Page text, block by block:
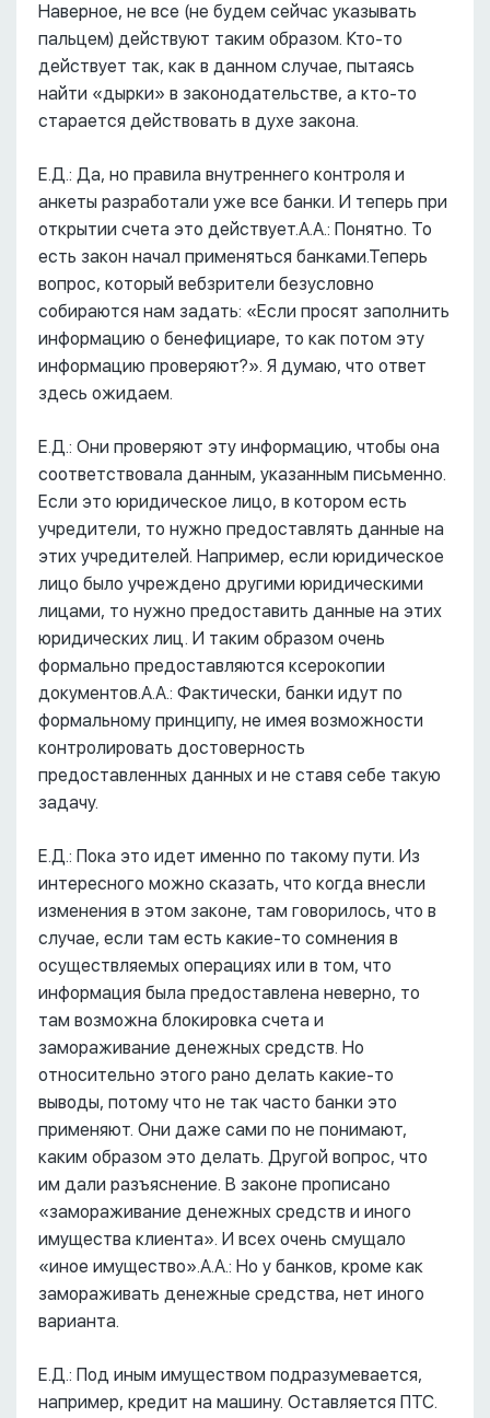
Наверное, не все (не будем сейчас указывать
пальцем) действуют таким образом. Кто-то
действует так, как в данном случае, пытаясь
найти «дырки» в законодательстве, а кто-то
старается действовать в духе закона.
Е.Д.: Да, но правила внутреннего контроля и
анкеты разработали уже все банки. И теперь при
открытии счета это действует.А.А.: Понятно. То
есть закон начал применяться банками.Теперь
вопрос, который вебзрители безусловно
собираются нам задать: «Если просят заполнить
информацию о бенефициаре, то как потом эту
информацию проверяют?». Я думаю, что ответ
здесь ожидаем.
Е.Д.: Они проверяют эту информацию, чтобы она
соответствовала данным, указанным письменно.
Если это юридическое лицо, в котором есть
учредители, то нужно предоставлять данные на
этих учредителей. Например, если юридическое
лицо было учреждено другими юридическими
лицами, то нужно предоставить данные на этих
юридических лиц. И таким образом очень
формально предоставляются ксерокопии
документов.А.А.: Фактически, банки идут по
формальному принципу, не имея возможности
контролировать достоверность
предоставленных данных и не ставя себе такую
задачу.
Е.Д.: Пока это идет именно по такому пути. Из
интересного можно сказать, что когда внесли
изменения в этом законе, там говорилось, что в
случае, если там есть какие-то сомнения в
осуществляемых операциях или в том, что
информация была предоставлена неверно, то
там возможна блокировка счета и
замораживание денежных средств. Но
относительно этого рано делать какие-то
выводы, потому что не так часто банки это
применяют. Они даже сами по не понимают,
каким образом это делать. Другой вопрос, что
им дали разъяснение. В законе прописано
«замораживание денежных средств и иного
имущества клиента». И всех очень смущало
«иное имущество».А.А.: Но у банков, кроме как
замораживать денежные средства, нет иного
варианта.
Е.Д.: Под иным имуществом подразумевается,
например, кредит на машину. Оставляется ПТС.